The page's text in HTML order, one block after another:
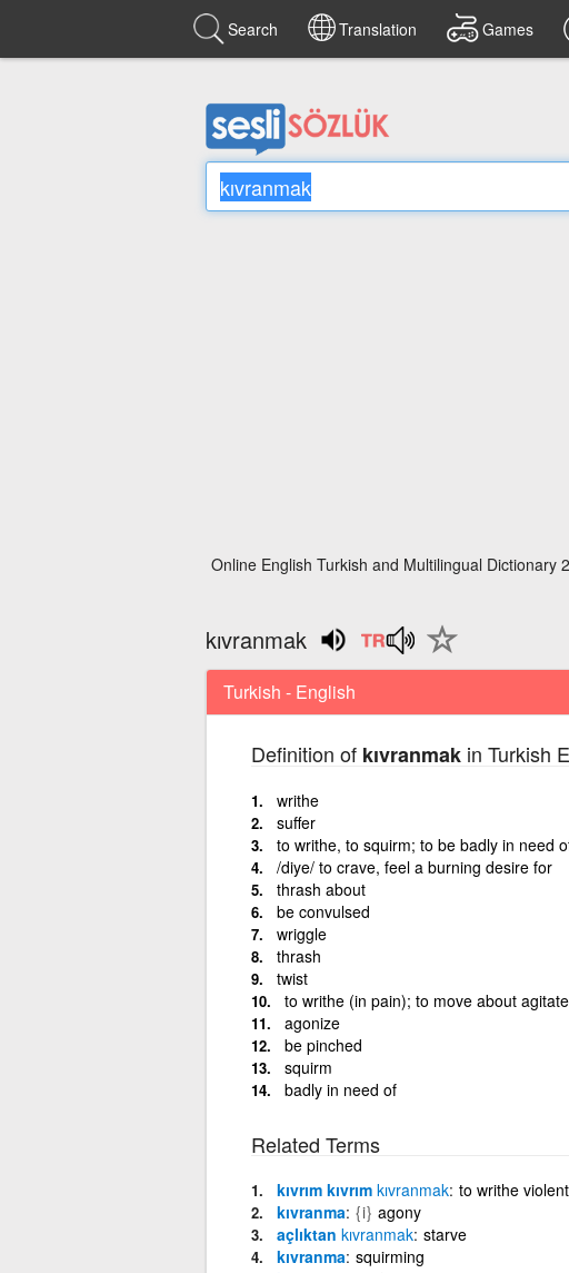
Search Translation Games
Online English Turkish and Multilingual Dictionary
kıvranmak
Turkish - English
Definition of kıvranmakin Turkish
writhe
suffer
to writhe, to squirm; to be badly in need
/diye/ to crave, feel a burning desire for
thrash about
be convulsed
wriggle
thrash
twist
to writhe (in pain); to move about
agonize
be pinched
squirm
badly in need of
Related Terms
kıvrım kıvrım kıvranmak to writhe
kıvranma {i} agony
açlıktan kıvranmak starve
kıvranma squirming